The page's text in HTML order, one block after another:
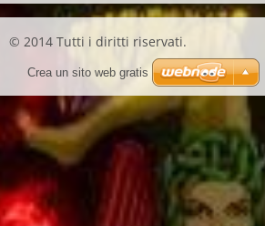
© 2014 Tutti i diritti riservati.
Crea un sito web gratis